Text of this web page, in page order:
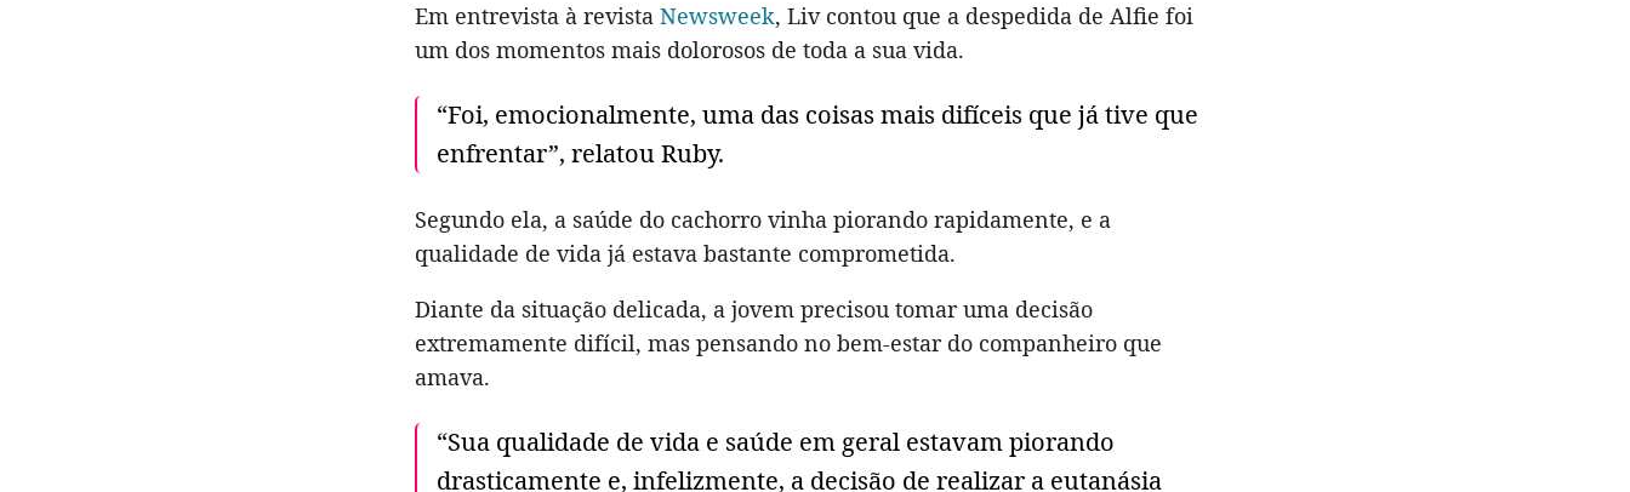
Em entrevista à revista Newsweek, Liv contou que a despedida de Alfie foi
um dos momentos mais dolorosos de toda a sua vida.
“Foi, emocionalmente, uma das coisas mais difíceis que já tive que
enfrentar”, relatou Ruby.
Segundo ela, a saúde do cachorro vinha piorando rapidamente, e a
qualidade de vida já estava bastante comprometida.
Diante da situação delicada, a jovem precisou tomar uma decisão
extremamente difícil, mas pensando no bem-estar do companheiro que
amava.
“Sua qualidade de vida e saúde em geral estavam piorando
drasticamente e, infelizmente, a decisão de realizar a eutanásia